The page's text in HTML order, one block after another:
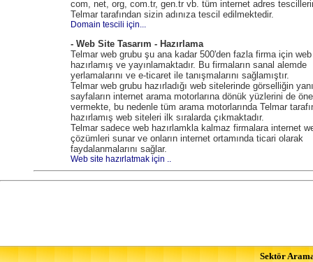
com, net, org, com.tr, gen.tr vb. tüm internet adres
Telmar tarafından sizin adınıza tescil edilmektedir.
Domain tescili için...
- Web Site Tasarım - Hazırlama
Telmar web grubu şu ana kadar 500'den fazla firma için
hazırlamış ve yayınlamaktadır. Bu firmaların sanal alemde
yerlamalarını ve e-ticaret ile tanışmalarını sağlamıştır.
Telmar web grubu hazırladığı web sitelerinde görselliğin
sayfaların internet arama motorlarına dönük yüzlerini de
vermekte, bu nedenle tüm arama motorlarında Telmar
hazırlamış web siteleri ilk sıralarda çıkmaktadır.
Telmar sadece web hazırlamkla kalmaz firmalara internet
çözümleri sunar ve onların internet ortamında ticari olarak
faydalanmalarını sağlar.
Web site hazırlatmak için ..
Sektör